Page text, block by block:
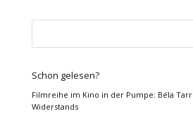
Schon gelesen?
Filmreihe im Kino in der Pumpe: Béla
Widerstands